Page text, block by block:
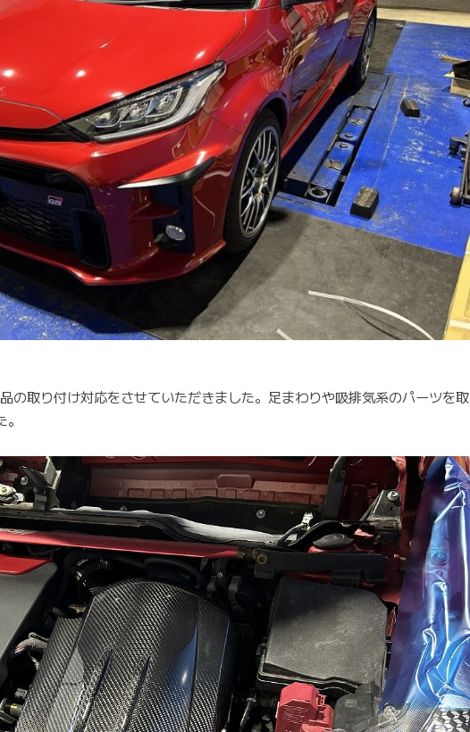
の取り付け対応をさせていただきました。足まわりや吸排気系のパーツを取